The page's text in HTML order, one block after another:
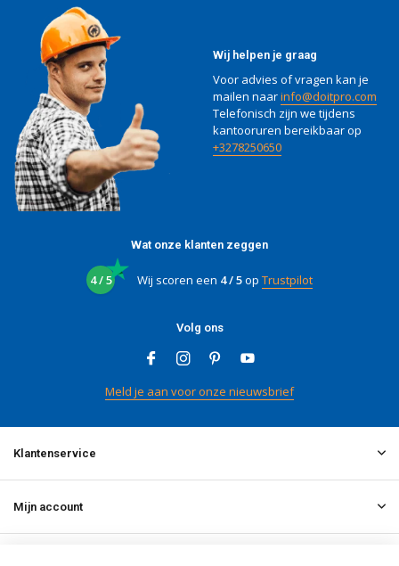
Wij helpen je graag
Voor advies of vragen kan je
mailen naarinfo@doitpro.com
Telefonisch zijn we tijdens
kantooruren bereikbaar op
+3278250650
Wat onze klanten zeggen
4 / 5 Wij scoren een 4 / 5op Trustpilot
Volg ons
Meld je aan voor onze nieuwsbrief
Klantenservice
Mijn account